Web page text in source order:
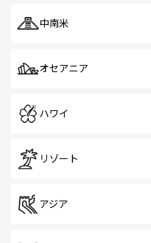
中南米
オセアニア
ハワイ
リゾート
アジア